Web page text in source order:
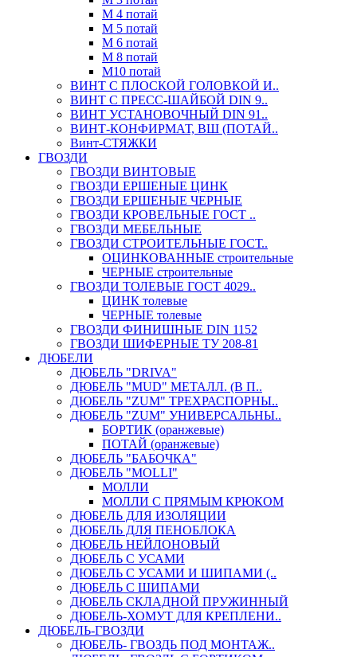
М 4 потай
М 5 потай
М 6 потай
М 8 потай
М10 потай
ВИНТ С ПЛОСКОЙ ГОЛОВКОЙ И..
ВИНТ С ПРЕСС-ШАЙБОЙ DIN 9..
ВИНТ УСТАНОВОЧНЫЙ DIN 91..
ВИНТ-КОНФИРМАТ, ВШ (ПОТАЙ..
Винт-СТЯЖКИ
ГВОЗДИ
ГВОЗДИ ВИНТОВЫЕ
ГВОЗДИ ЕРШЕНЫЕ ЦИНК
ГВОЗДИ ЕРШЕНЫЕ ЧЕРНЫЕ
ГВОЗДИ КРОВЕЛЬНЫЕ ГОСТ ..
ГВОЗДИ МЕБЕЛЬНЫЕ
ГВОЗДИ СТРОИТЕЛЬНЫЕ ГОСТ..
ОЦИНКОВАННЫЕ строительные
ЧЕРНЫЕ строительные
ГВОЗДИ ТОЛЕВЫЕ ГОСТ 4029..
ЦИНК толевые
ЧЕРНЫЕ толевые
ГВОЗДИ ФИНИШНЫЕ DIN 1152
ГВОЗДИ ШИФЕРНЫЕ ТУ 208-81
ДЮБЕЛИ
ДЮБЕЛЬ "DRIVA"
ДЮБЕЛЬ "MUD" МЕТАЛЛ. (В П..
ДЮБЕЛЬ "ZUM" ТРЕХРАСПОРНЫ..
ДЮБЕЛЬ "ZUM" УНИВЕРСАЛЬНЫ..
БОРТИК (оранжевые)
ПОТАЙ (оранжевые)
ДЮБЕЛЬ "БАБОЧКА"
ДЮБЕЛЬ "МOLLI"
МОЛЛИ
МОЛЛИ С ПРЯМЫМ КРЮКОМ
ДЮБЕЛЬ ДЛЯ ИЗОЛЯЦИИ
ДЮБЕЛЬ ДЛЯ ПЕНОБЛОКА
ДЮБЕЛЬ НЕЙЛОНОВЫЙ
ДЮБЕЛЬ С УСАМИ
ДЮБЕЛЬ С УСАМИ И ШИПАМИ (..
ДЮБЕЛЬ С ШИПАМИ
ДЮБЕЛЬ СКЛАДНОЙ ПРУЖИННЫЙ
ДЮБЕЛЬ-ХОМУТ ДЛЯ КРЕПЛЕНИ..
ДЮБЕЛЬ-ГВОЗДИ
ДЮБЕЛЬ- ГВОЗДЬ ПОД МОНТАЖ..